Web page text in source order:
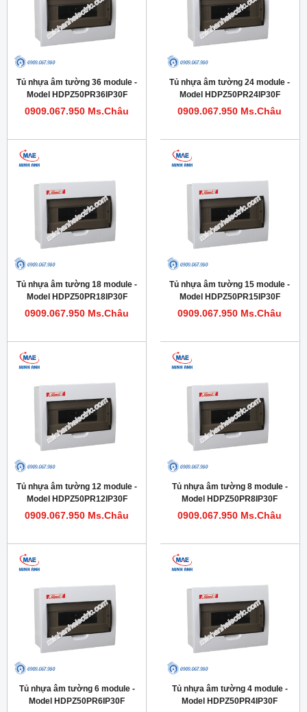
Tủ nhựa âm tường 36 module -
Model HDPZ50PR36IP30F
0909.067.950 Ms.Châu
Tủ nhựa âm tường 24 module -
Model HDPZ50PR24IP30F
0909.067.950 Ms.Châu
Tủ nhựa âm tường 18 module -
Model HDPZ50PR18IP30F
0909.067.950 Ms.Châu
Tủ nhựa âm tường 15 module -
Model HDPZ50PR15IP30F
0909.067.950 Ms.Châu
Tủ nhựa âm tường 12 module -
Model HDPZ50PR12IP30F
0909.067.950 Ms.Châu
Tủ nhựa âm tường 8 module -
Model HDPZ50PR8IP30F
0909.067.950 Ms.Châu
Tủ nhựa âm tường 6 module -
Model HDPZ50PR6IP30F
Tủ nhựa âm tường 4 module -
Model HDPZ50PR4IP30F